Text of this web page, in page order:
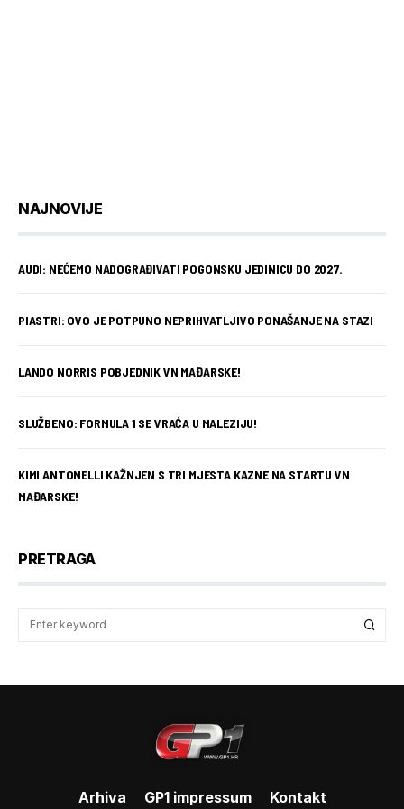
NAJNOVIJE
AUDI: NEĆEMO NADOGRAĐIVATI POGONSKU JEDINICU DO 2027.
PIASTRI: OVO JE POTPUNO NEPRIHVATLJIVO PONAŠANJE NA STAZI
LANDO NORRIS POBJEDNIK VN MAĐARSKE!
SLUŽBENO: FORMULA 1 SE VRAĆA U MALEZIJU!
KIMI ANTONELLI KAŽNJEN S TRI MJESTA KAZNE NA STARTU VN
MAĐARSKE!
PRETRAGA
Arhiva GP1 impressum Kontakt